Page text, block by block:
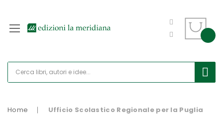
Home Ufficio Scolastico Regionale per la Puglia